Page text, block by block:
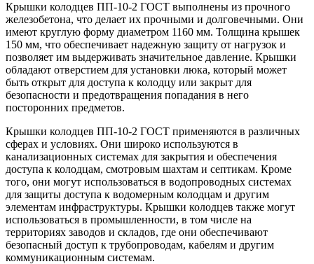
Крышки колодцев ПП-10-2 ГОСТ выполнены из прочного
железобетона, что делает их прочными и долговечными. Они
имеют круглую форму диаметром 1160 мм. Толщина крышек
150 мм, что обеспечивает надежную защиту от нагрузок и
позволяет им выдерживать значительное давление. Крышки
обладают отверстием для установки люка, который может
быть открыт для доступа к колодцу или закрыт для
безопасности и предотвращения попадания в него
посторонних предметов.
Крышки колодцев ПП-10-2 ГОСТ применяются в различных
сферах и условиях. Они широко используются в
канализационных системах для закрытия и обеспечения
доступа к колодцам, смотровым шахтам и септикам. Кроме
того, они могут использоваться в водопроводных системах
для защиты доступа к водомерным колодцам и другим
элементам инфраструктуры. Крышки колодцев также могут
использоваться в промышленности, в том числе на
территориях заводов и складов, где они обеспечивают
безопасный доступ к трубопроводам, кабелям и другим
коммуникационным системам.